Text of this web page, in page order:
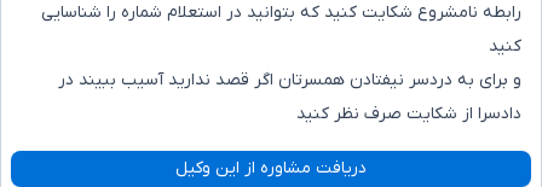
رابطه نامشروع شکایت کنید که بتوانید در استعلام شماره را شناسایی
کنید
و برای به دردسر نیفتادن همسرتان اگر قصد ندارید آسیب ببیند در
دادسرا از شکایت صرف نظر کنید
دریافت مشاوره از این وکیل